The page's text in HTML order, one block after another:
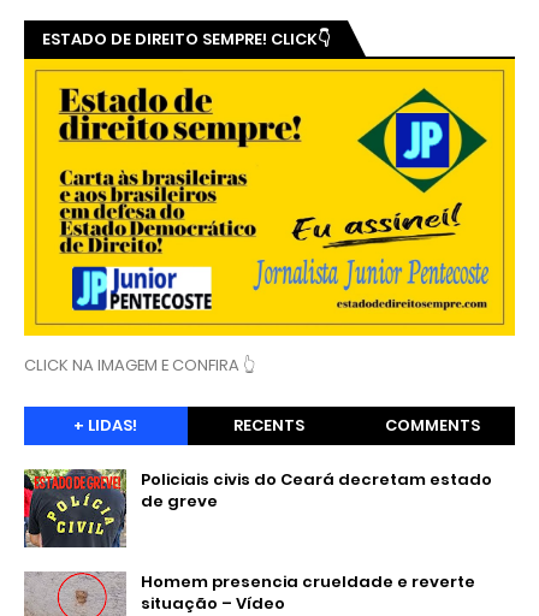
ESTADO DE DIREITO SEMPRE! CLICK👇
CLICK NA IMAGEM E CONFIRA 👆
+ LIDAS! RECENTS COMMENTS
Policiais civis do Ceará decretam estado
de greve
Homem presencia crueldade e reverte
situação – Vídeo